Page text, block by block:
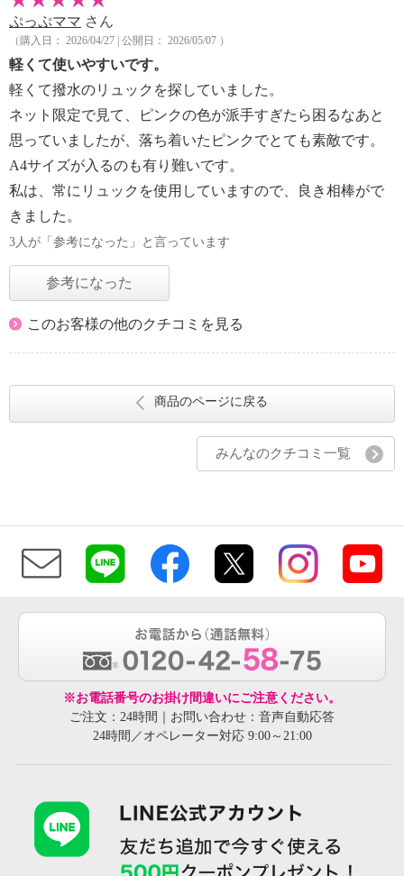
ぷっぷママ さん
（購入日： 2026/04/27 | 公開日： 2026/05/07 ）
軽くて使いやすいです。
軽くて撥水のリュックを探していました。
ネット限定で見て、ピンクの色が派手すぎたら困るなあと
思っていましたが、落ち着いたピンクでとても素敵です。
A4サイズが入るのも有り難いです。
私は、常にリュックを使用していますので、良き相棒がで
きました。
3人が「参考になった」と言っています
参考になった
このお客様の他のクチコミを見る
商品のページに戻る
みんなのクチコミ一覧
※お電話番号のお掛け間違いにご注意ください。
ご注文：24時間｜お問い合わせ：音声自動応答
24時間／オペレーター対応 9:00～21:00